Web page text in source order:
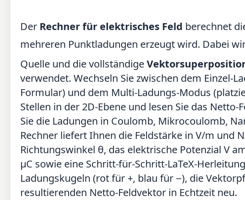
Der Rechner für elektrisches Feld berechnet
mehreren Punktladungen erzeugt wird. Dabei
Quelle und die vollständige
verwendet. Wechseln Sie zwischen dem Einzel-
Formular) und dem Multi-Ladungs-Modus
Stellen in der 2D-Ebene und lesen Sie das
Sie die Ladungen in Coulomb, Mikrocoulomb,
Rechner liefert Ihnen die Feldstärke in V/m und
Richtungswinkel θ, das elektrische Potenzial V
µC sowie eine Schritt-für-Schritt-LaTeX-
Ladungskugeln (rot für +, blau für −), die
resultierenden Netto-Feldvektor in Echtzeit neu.